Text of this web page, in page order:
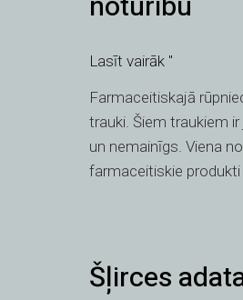
zāļu
trauku
hidrolītisko
noturību
Lasīt vairāk "
Farmaceitiskajā
trauki. Šiem traukiem
un nemainīgs. Viena
farmaceitiskie
Šļirces
adatas